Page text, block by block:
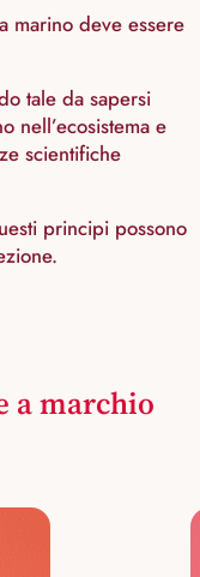
marino deve essere
tale da sapersi
nell’ecosistema e
scientifiche
principi possono
a marchio